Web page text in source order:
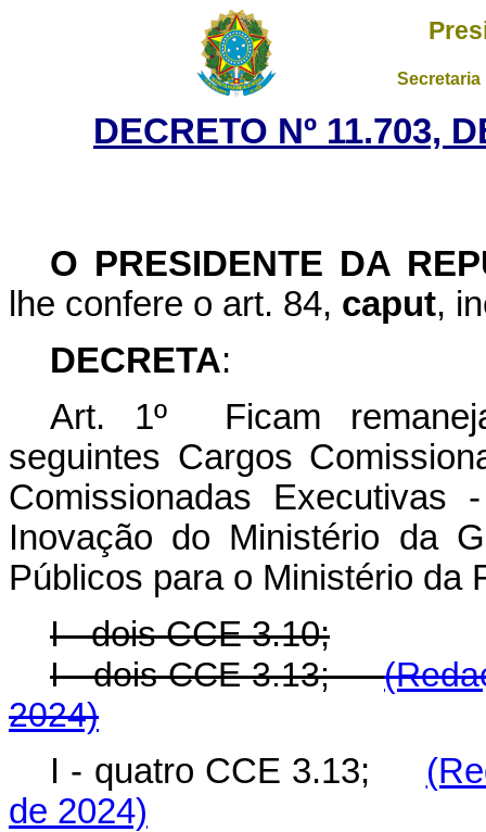
DECRETO Nº 11.703,
O PRESIDENTE DA
lhe confere o art. 84, caput,
DECRETA:
Art. 1º Ficam
seguintes Cargos
Comissionadas Executivas -
Inovação do Ministério da
Públicos para o Ministério da
I - dois CCE 3.10;
I - dois CCE 3.13;
2024)
I - quatro CCE 3.13;
de 2024)